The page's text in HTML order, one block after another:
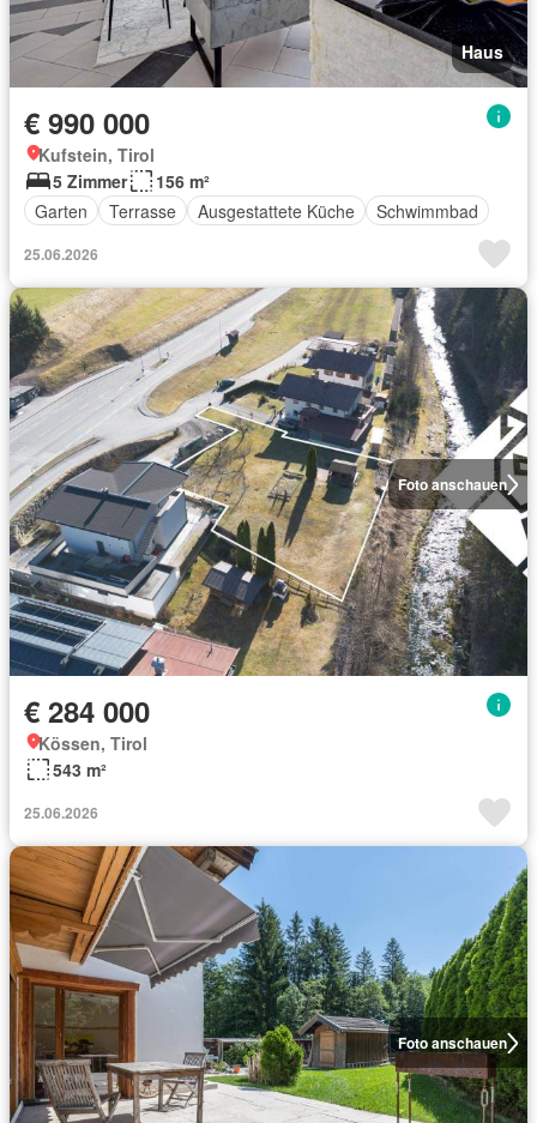
Haus
€ 990 000
Kufstein, Tirol
5 Zimmer
156 m²
Garten
Terrasse Ausgestattete Küche Schwimmbad
25.06.2026
Foto anschauen
€ 284 000
Kössen, Tirol
543 m²
25.06.2026
Foto anschauen